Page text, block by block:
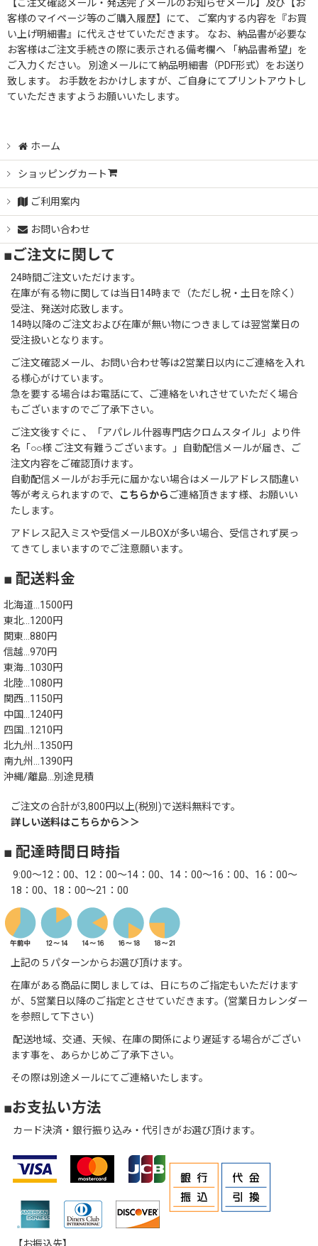
【ご注文確認メール・発送完了メールのお知らせメール】及び【お
客様のマイページ等のご購入履歴】にて、 ご案内する内容を『お買
い上げ明細書』に代えさせていただきます。 なお、納品書が必要な
お客様はご注文手続きの際に表示される備考欄へ 「納品書希望」を
ご入力ください。 別途メールにて納品明細書（PDF形式）をお送り
致します。 お手数をおかけしますが、ご自身にてプリントアウトし
ていただきますようお願いいたします。
ホーム
ショッピングカート
ご利用案内
お問い合わせ
■ご注文に関して
24時間ご注文いただけます。
在庫が有る物に関しては当日14時まで（ただし祝・土日を除く）
受注、発送対応致します。
14時以降のご注文および在庫が無い物につきましては翌営業日の
受注扱いとなります。
ご注文確認メール、お問い合わせ等は2営業日以内にご連絡を入れ
る様心がけています。
急を要する場合はお電話にて、ご連絡をいれさせていただく場合
もございますのでご了承下さい。
ご注文後すぐに 、「アパレル什器専門店クロムスタイル」より件
名「○○様 ご注文有難うございます。」自動配信メールが届き、ご
注文内容をご確認頂けます。
自動配信メールがお手元に届かない場合はメールアドレス間違い
等が考えられますので、
こちらから ご連絡頂きます様、お願いい
たします。
アドレス記入ミスや受信メールBOXが多い場合、受信されず戻っ
てきてしまいますのでご注意願います。
■ 配送料金
北海道…1500円
東北…1200円
関東…880円
信越…970円
東海…1030円
北陸…1080円
関西…1150円
中国…1240円
四国…1210円
北九州…1350円
南九州…1390円
沖縄/離島…別途見積
ご注文の合計が3,800円以上(税別)で送料無料です。
詳しい送料はこちらから＞＞
■ 配達時間日時指
9:00～12：00、12：00～14：00、14：00～16：00、16：00～
18：00、18：00～21：00
上記の５パターンからお選び頂けます。
在庫がある商品に関しましては、日にちのご指定もいただけます
が、5営業日以降のご指定とさせていだきます。(営業日カレンダー
を参照して下さい)
配送地域、交通、天候、在庫の関係により遅延する場合がござい
ます事を、あらかじめご了承下さい。
その際は別途メールにてご連絡いたします。
■お支払い方法
カード決済・銀行振り込み・代引きがお選び頂けます。